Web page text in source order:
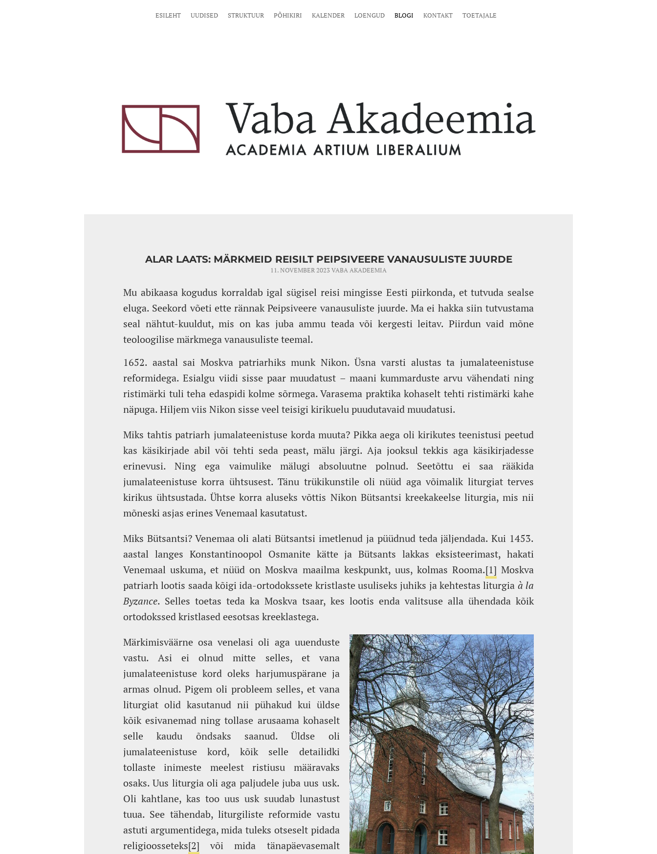
ESILEHT UUDISED STRUKTUUR PÕHIKIRI KALENDER LOENGUD BLOGI KONTAKT TOETAJALE
ALAR LAATS: MÄRKMEID REISILT PEIPSIVEERE VANAUSULISTE JUURDE
11. NOVEMBER 2023VABA AKADEEMIA
Mu abikaasa kogudus korraldab igal sügisel reisi mingisse Eesti piirkonda, et tutvuda sealse
eluga. Seekord võeti ette rännak Peipsiveere vanausuliste juurde. Ma ei hakka siin tutvustama
seal nähtut-kuuldut, mis on kas juba ammu teada või kergesti leitav. Piirdun vaid mõne
teoloogilise märkmega vanausuliste teemal.
1652. aastal sai Moskva patriarhiks munk Nikon. Üsna varsti alustas ta jumalateenistuse
reformidega. Esialgu viidi sisse paar muudatust – maani kummarduste arvu vähendati ning
ristimärki tuli teha edaspidi kolme sõrmega. Varasema praktika kohaselt tehti ristimärki kahe
näpuga. Hiljem viis Nikon sisse veel teisigi kirikuelu puudutavaid muudatusi.
Miks tahtis patriarh jumalateenistuse korda muuta? Pikka aega oli kirikutes teenistusi peetud
kas käsikirjade abil või tehti seda peast, mälu järgi. Aja jooksul tekkis aga käsikirjadesse
erinevusi. Ning ega vaimulike mälugi absoluutne polnud. Seetõttu ei saa rääkida
jumalateenistuse korra ühtsusest. Tänu trükikunstile oli nüüd aga võimalik liturgiat terves
kirikus ühtsustada. Ühtse korra aluseks võttis Nikon Bütsantsi kreekakeelse liturgia, mis nii
mõneski asjas erines Venemaal kasutatust.
Miks Bütsantsi? Venemaa oli alati Bütsantsi imetlenud ja püüdnud teda jäljendada. Kui 1453.
aastal langes Konstantinoopol Osmanite kätte ja Bütsants lakkas eksisteerimast, hakati
Venemaal uskuma, et nüüd on Moskva maailma keskpunkt, uus, kolmas Rooma.[1] Moskva
patriarh lootis saada kõigi ida-ortodokssete kristlaste usuliseks juhiks ja kehtestas liturgia à la
Byzance. Selles toetas teda ka Moskva tsaar, kes lootis enda valitsuse alla ühendada kõik
ortodokssed kristlased eesotsas kreeklastega.
Märkimisväärne osa venelasi oli aga uuenduste
vastu. Asi ei olnud mitte selles, et vana
jumalateenistuse kord oleks harjumuspärane ja
armas olnud. Pigem oli probleem selles, et vana
liturgiat olid kasutanud nii pühakud kui üldse
kõik esivanemad ning tollase arusaama kohaselt
selle kaudu õndsaks saanud. Üldse oli
jumalateenistuse kord, kõik selle detailidki
tollaste inimeste meelest ristiusu määravaks
osaks. Uus liturgia oli aga paljudele juba uus usk.
Oli kahtlane, kas too uus usk suudab lunastust
tuua. See tähendab, liturgiliste reformide vastu
astuti argumentidega, mida tuleks otseselt pidada
religioosseteks[2] või mida tänapäevasemalt